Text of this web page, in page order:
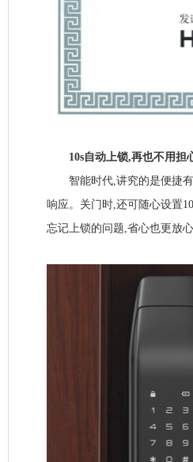
10s自动上锁,再也不用担
智能时代,讲究的是便捷有
响应。关门时,还可随心设置
忘记上锁的问题,省心也更放